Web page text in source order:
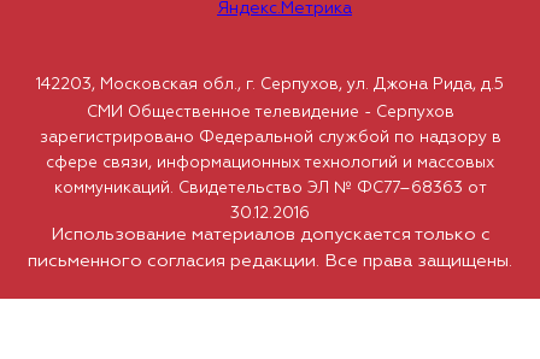
Использование материалов допускается только с
письменного согласия редакции. Все права защищены.
142203, Московская обл., г. Серпухов, ул. Джона Рида, д.5
СМИ Общественное телевидение - Серпухов
зарегистрировано Федеральной службой по надзору в
сфере связи, информационных технологий и массовых
коммуникаций. Свидетельство ЭЛ № ФС77–68363 от
30.12.2016